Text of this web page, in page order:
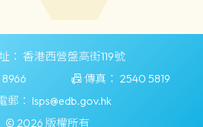
： 香港西營盤高街119號
📠 傳真： 2540 5819
郵： lsps@edb.gov.hk
© 2026 版權所有